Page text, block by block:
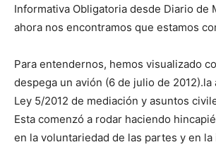
Informativa Obligatoria desde Diario de
ahora nos encontramos que estamos
Para entendernos, hemos visualizado
despega un avión (6 de julio de 2012).la
Ley 5/2012 de mediación y asuntos
Esta comenzó a rodar haciendo
en la voluntariedad de las partes y en